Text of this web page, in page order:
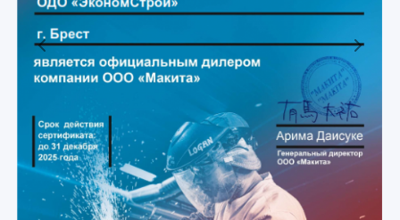
Previous Next